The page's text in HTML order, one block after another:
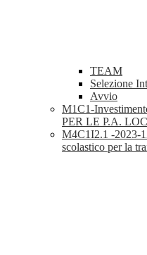
TEAM
Selezione
Avvio
M1C1-
PER LE P.A.
M4C1I2.1 -2023-
scolastico per la